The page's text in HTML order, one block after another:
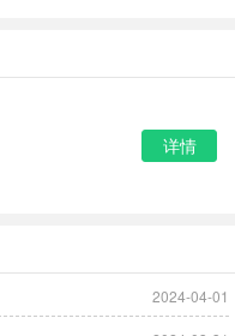
详情
2024-04-01